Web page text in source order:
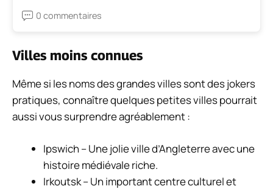
0 commentaires
Villes moins connues
Même si les noms des grandes villes sont des jokers
pratiques, connaître quelques petites villes pourrait
aussi vous surprendre agréablement :
Ipswich – Une jolie ville d’Angleterre avec une
histoire médiévale riche.
Irkoutsk – Un important centre culturel et